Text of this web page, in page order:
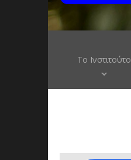
Το Ινστιτούτο